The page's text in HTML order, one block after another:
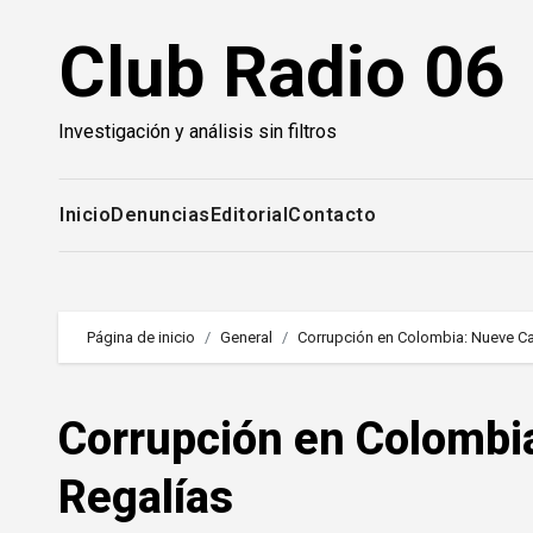
contenidoClub Radio 06
Investigación y análisis sin filtros
InicioDenunciasEditorialContacto
Página de inicio General Corrupción en Colombia: Nueve
Corrupción en
Regalías